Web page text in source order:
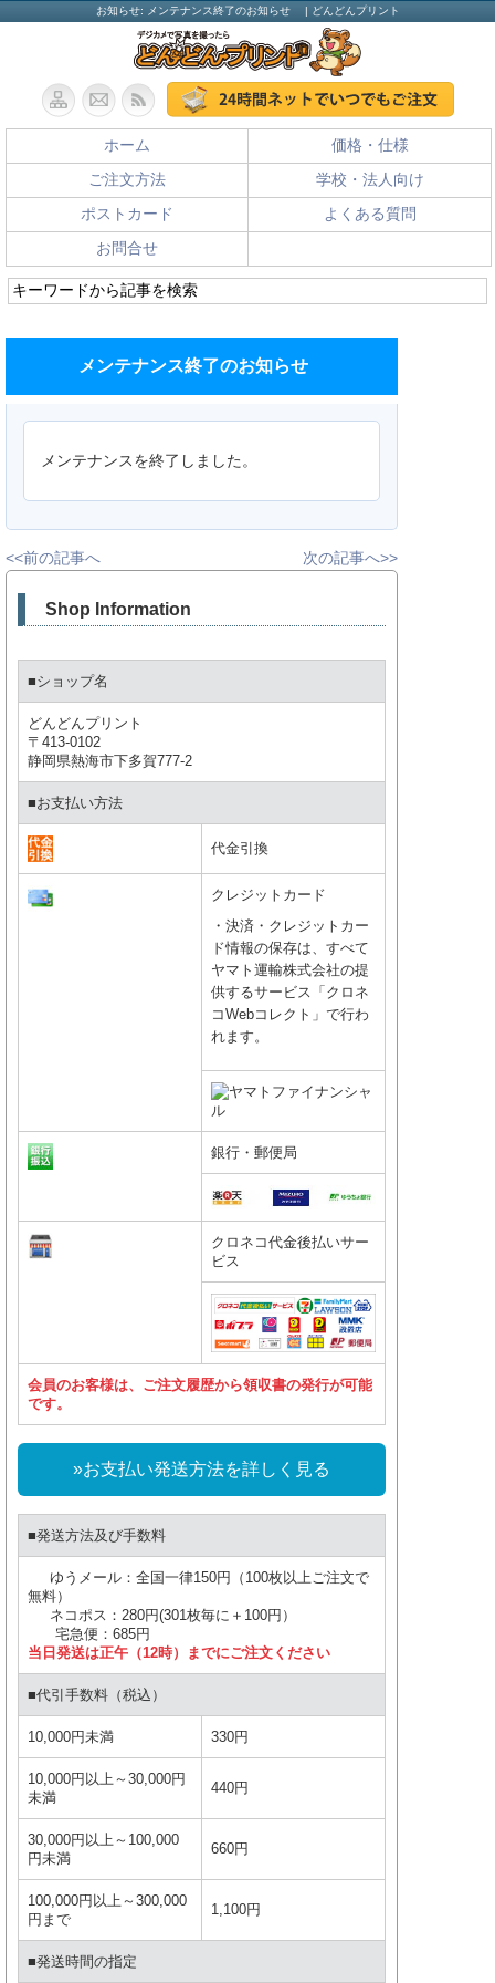
お知らせ: メンテナンス終了のお知らせ | どんどんプリント
ホーム 価格・仕様
ご注文方法 学校・法人向け
ポストカード よくある質問
お問合せ
メンテナンス終了のお知らせ
メンテナンスを終了しました。
<<前の記事へ 次の記事へ>>
Shop Information
■ショップ名
どんどんプリント
〒413-0102
静岡県熱海市下多賀777-2
■お支払い方法
代金引換
クレジットカード
・決済・クレジットカー
ド情報の保存は、すべて
ヤマト運輸株式会社の提
供するサービス「クロネ
コWebコレクト」で行わ
れます。
銀行・郵便局
クロネコ代金後払いサー
ビス
会員のお客様は、ご注文履歴から領収書の発行が可能
です。
»お支払い発送方法を詳しく見る
■発送方法及び手数料
ゆうメール：全国一律150円（100枚以上ご注文で
無料）
ネコポス：280円(301枚毎に＋100円）
宅急便：685円
当日発送は正午（12時）までにご注文ください
■代引手数料（税込）
10,000円未満 330円
10,000円以上～30,000円
未満
440円
30,000円以上～100,000
円未満
660円
100,000円以上～300,000
円まで
1,100円
■発送時間の指定